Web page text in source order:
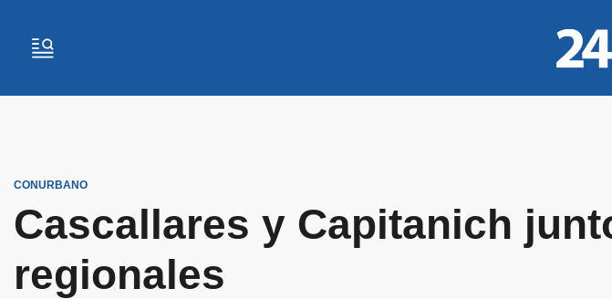
CONURBANO
Cascallares y Capitanich
regionales